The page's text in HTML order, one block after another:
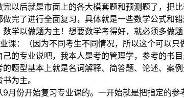
完以后就是市面上的各大模套题和预测题了，把
做完了进行全面复习，具体就是一些数学公式和
数学以做题为主！想要数学考得好，就必须多做题
课：（因为不同考生不同情况，所以这个可以只
己的专业说吧，我本人是考的管理学，参考的书
的题型基本上就是名词解释、简答题、论述、案
为主。
9月份开始复习专业课的。一开始就是把指定的